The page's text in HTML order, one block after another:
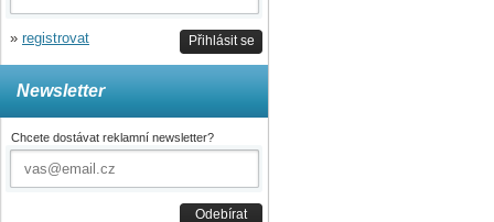
Přihlásit se
» registrovat
Newsletter
Chcete dostávat reklamní newsletter?
Odebírat